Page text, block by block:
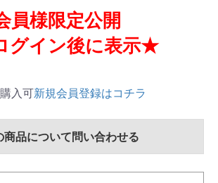
員様限定公開
グイン後に表示★
入可新規会員登録はコチラ
商品について問い合わせる